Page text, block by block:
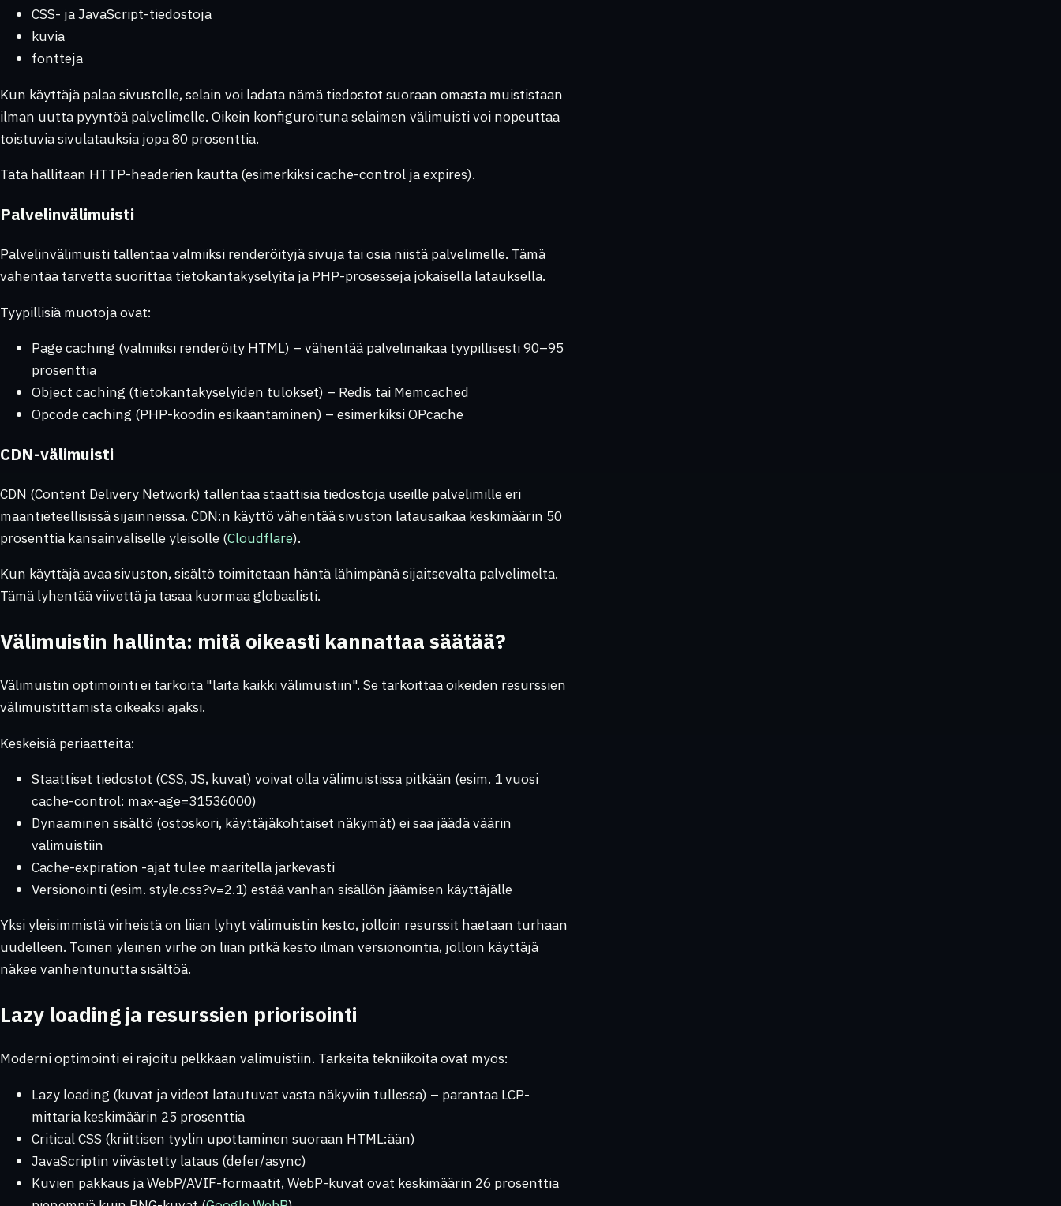
CSS- ja JavaScript-tiedostoja
kuvia
fontteja
Kun käyttäjä palaa sivustolle, selain voi ladata nämä tiedostot suoraan omasta muististaan
ilman uutta pyyntöä palvelimelle. Oikein konfiguroituna selaimen välimuisti voi nopeuttaa
toistuvia sivulatauksia jopa 80 prosenttia.
Tätä hallitaan HTTP-headerien kautta (esimerkiksi cache-control ja expires).
Palvelinvälimuisti
Palvelinvälimuisti tallentaa valmiiksi renderöityjä sivuja tai osia niistä palvelimelle. Tämä
vähentää tarvetta suorittaa tietokantakyselyitä ja PHP-prosesseja jokaisella latauksella.
Tyypillisiä muotoja ovat:
Page caching (valmiiksi renderöity HTML) – vähentää palvelinaikaa tyypillisesti 90–95
prosenttia
Object caching (tietokantakyselyiden tulokset) – Redis tai Memcached
Opcode caching (PHP-koodin esikääntäminen) – esimerkiksi OPcache
CDN-välimuisti
CDN (Content Delivery Network) tallentaa staattisia tiedostoja useille palvelimille eri
maantieteellisissä sijainneissa. CDN:n käyttö vähentää sivuston latausaikaa keskimäärin 50
prosenttia kansainväliselle yleisölle (Cloudflare).
Kun käyttäjä avaa sivuston, sisältö toimitetaan häntä lähimpänä sijaitsevalta palvelimelta.
Tämä lyhentää viivettä ja tasaa kuormaa globaalisti.
Välimuistin hallinta: mitä oikeasti kannattaa säätää?
Välimuistin optimointi ei tarkoita "laita kaikki välimuistiin". Se tarkoittaa oikeiden resurssien
välimuistittamista oikeaksi ajaksi.
Keskeisiä periaatteita:
Staattiset tiedostot (CSS, JS, kuvat) voivat olla välimuistissa pitkään (esim. 1 vuosi
cache-control: max-age=31536000)
Dynaaminen sisältö (ostoskori, käyttäjäkohtaiset näkymät) ei saa jäädä väärin
välimuistiin
Cache-expiration -ajat tulee määritellä järkevästi
Versionointi (esim. style.css?v=2.1) estää vanhan sisällön jäämisen käyttäjälle
Yksi yleisimmistä virheistä on liian lyhyt välimuistin kesto, jolloin resurssit haetaan turhaan
uudelleen. Toinen yleinen virhe on liian pitkä kesto ilman versionointia, jolloin käyttäjä
näkee vanhentunutta sisältöä.
Lazy loading ja resurssien priorisointi
Moderni optimointi ei rajoitu pelkkään välimuistiin. Tärkeitä tekniikoita ovat myös:
Lazy loading (kuvat ja videot latautuvat vasta näkyviin tullessa) – parantaa LCP-
mittaria keskimäärin 25 prosenttia
Critical CSS (kriittisen tyylin upottaminen suoraan HTML:ään)
JavaScriptin viivästetty lataus (defer/async)
Kuvien pakkaus ja WebP/AVIF-formaatit, WebP-kuvat ovat keskimäärin 26 prosenttia